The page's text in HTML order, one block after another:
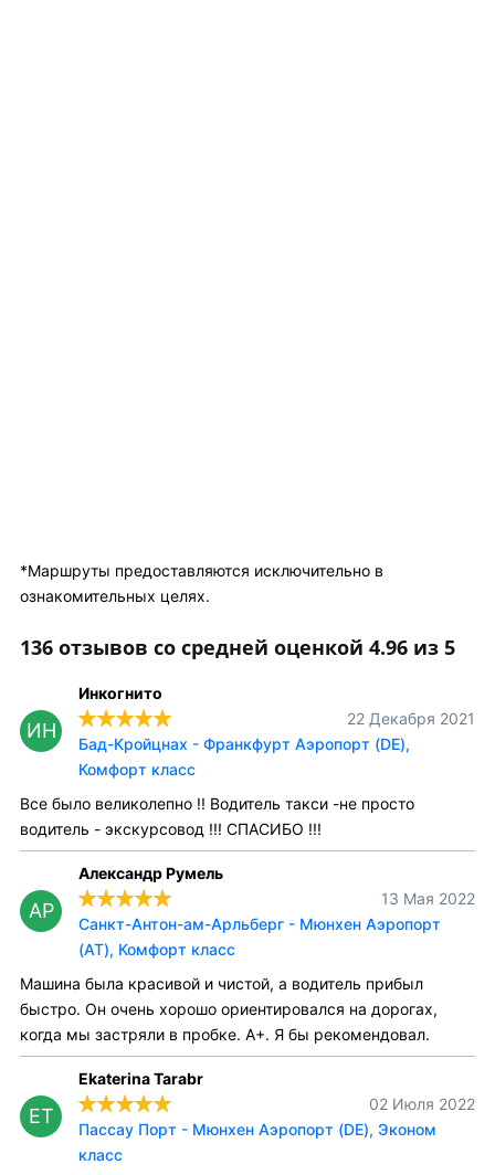
*Маршруты предоставляются исключительно в
ознакомительных целях.
136 отзывов со средней оценкой 4.96 из 5
ИН
Инкогнито
22 Декабря 2021
Бад-Кройцнах - Франкфурт Аэропорт (DE),
Комфорт класс
Все было великолепно !! Водитель такси -не просто
водитель - экскурсовод !!! СПАСИБО !!!
АР
Александр Румель
13 Мая 2022
Санкт-Антон-ам-Арльберг - Мюнхен Аэропорт
(AT), Комфорт класс
Машина была красивой и чистой, а водитель прибыл
быстро. Он очень хорошо ориентировался на дорогах,
когда мы застряли в пробке. A+. Я бы рекомендовал.
ET
Ekaterina Tarabr
02 Июля 2022
Пассау Порт - Мюнхен Аэропорт (DE), Эконом
класс